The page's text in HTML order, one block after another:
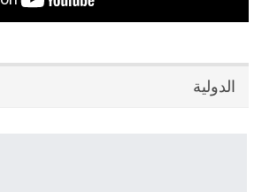
الدولية